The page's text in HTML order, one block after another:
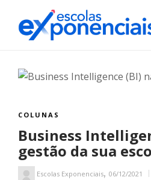
COLUNAS
Business
gestão da sua
Escolas Exponenciais, 06/12/2021